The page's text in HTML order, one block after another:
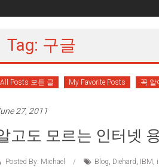
Tag: 구글
All Posts 모든 글 My Favorite Posts 꼭 알
27, 2011
고도 모르는 인터넷
Posted By: Michael Blog, Diehard, IBM,